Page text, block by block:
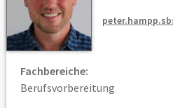
Fachbereiche:
Berufsvorbereitung